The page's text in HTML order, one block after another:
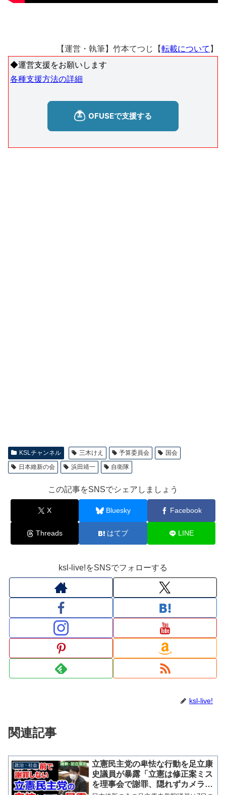
【運営・執筆】竹本てつじ【転載について 】
◆運営支援をお願いします
各種支援方法の詳細
KSLチャンネル 三木けえ 予算委員会
国会
日本維新の会
浜田靖一 自衛隊
この記事をSNSでシェアしましょう
X Bluesky Facebook
Threads はてブ LINE
ksl-live!をSNSでフォローする
ksl-live!
関連記事
政治・社会
立憲民主党の卑怯な行動を足立康
史議員が暴露「立憲は修正案ミス
を理事会で謝罪、隠れずカメラの